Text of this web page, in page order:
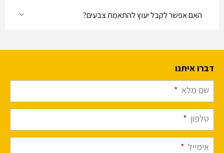
האם אפשר לקבל יעוץ להתאמת צבעים?
דברו איתנו
שם מלא *
טלפון *
אימייל *